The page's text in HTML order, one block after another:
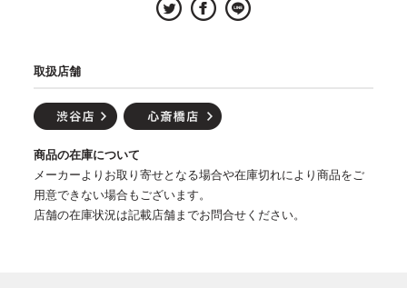
取扱店舗
商品の在庫について
メーカーよりお取り寄せとなる場合や在庫切れにより商品をご
用意できない場合もございます。
店舗の在庫状況は記載店舗までお問合せください。